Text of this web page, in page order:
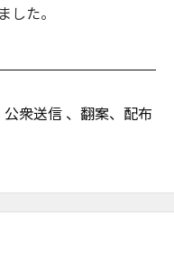
した。
衆送信 、翻案、配布